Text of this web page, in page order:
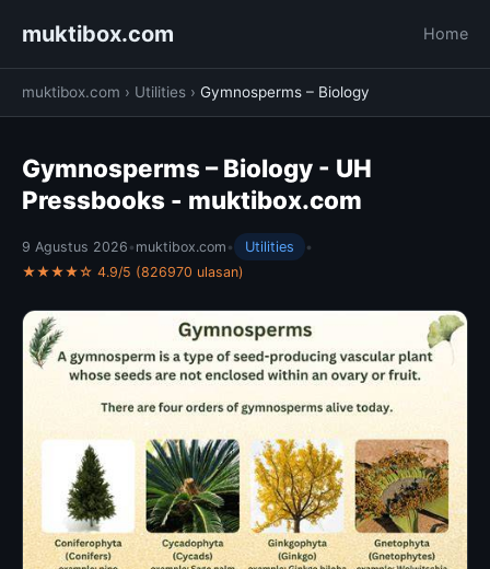
muktibox.com Home
muktibox.com › Utilities › Gymnosperms – Biology
Gymnosperms – Biology - UH
Pressbooks - muktibox.com
9 Agustus 2026 • muktibox.com • Utilities
•
★★★★☆ 4.9/5 (826970 ulasan)